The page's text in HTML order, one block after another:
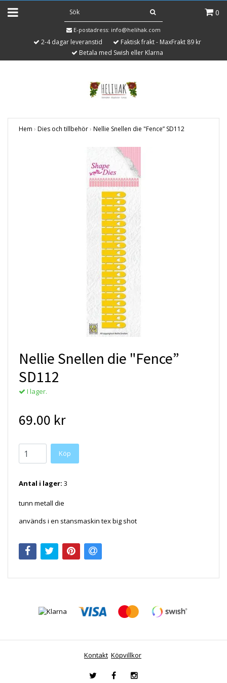
0
E-postadress: info@helihak.com
2-4 dagar leveranstid
Faktisk frakt - MaxFrakt 89 kr
Betala med Swish eller Klarna
Hem › Dies och tillbehör› Nellie Snellen die "Fence” SD112
Nellie Snellen die "Fence”
SD112
I lager.
69.00 kr
Antal i lager: 3
tunn metall die
används i en stansmaskin tex big shot
Kontakt Köpvillkor